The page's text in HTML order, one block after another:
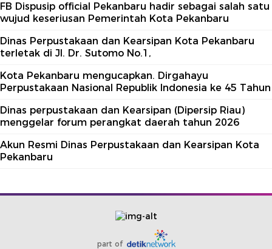
FB Dispusip official Pekanbaru hadir sebagai salah satu
wujud keseriusan Pemerintah Kota Pekanbaru
Dinas Perpustakaan dan Kearsipan Kota Pekanbaru
terletak di Jl. Dr. Sutomo No.1,
Kota Pekanbaru mengucapkan. Dirgahayu
Perpustakaan Nasional Republik Indonesia ke 45 Tahun
Dinas perpustakaan dan Kearsipan (Dipersip Riau)
menggelar forum perangkat daerah tahun 2026
Akun Resmi Dinas Perpustakaan dan Kearsipan Kota
Pekanbaru
part of